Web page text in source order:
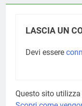
LASCIA UN
Devi essere
Questo sito